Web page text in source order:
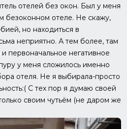
отелей без окон. Был у меня
безоконном отеле. Не скажу,
но находиться в
неприятно. А тем более, там
первоначальное негативное
у меня сложилось именно
отеля. Не я выбирала-просто
С тех пор я думаю своей
своим чутьём (не даром же